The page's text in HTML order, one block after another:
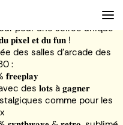
pour une soirée unique
𝐞𝐭 𝐝𝐮 𝐟𝐮𝐧 !
des salles d’arcade des
:
𝐟𝐫𝐞𝐞𝐩𝐥𝐚𝐲
des 𝐥𝐨𝐭𝐬 à 𝐠𝐚𝐠𝐧𝐞𝐫
comme pour les